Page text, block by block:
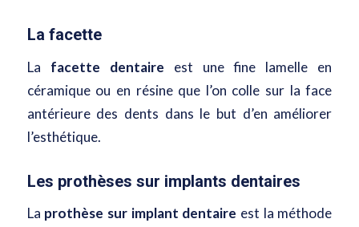
La facette
La facette dentaire est une fine lamelle en
céramiqueou en résine que l’on colle sur la face
antérieure des dents dans le but d’en améliorer
l’esthétique.
Les prothèses sur implants dentaires
La prothèse sur implant dentaire est la méthode